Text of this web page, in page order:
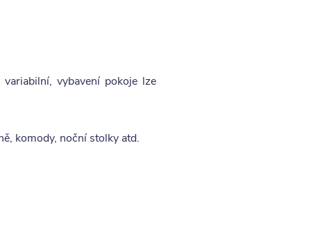
vybavení pokoje lze
komody, noční stolky atd.